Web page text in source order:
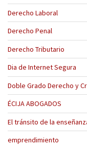
Derecho Laboral
Derecho Penal
Derecho Tributario
Dia de Internet Segura
Doble Grado Derecho y
ÉCIJA ABOGADOS
El tránsito de la
emprendimiento